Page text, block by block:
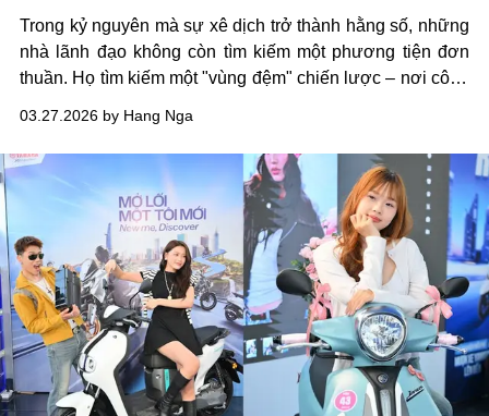
Trong kỷ nguyên mà sự xê dịch trở thành hằng số, những
nhà lãnh đạo không còn tìm kiếm một phương tiện đơn
thuần. Họ tìm kiếm một "vùng đệm" chiến lược – nơi công
năng lượng trên mỗi dặm hành trình.
03.27.2026 by Hang Nga